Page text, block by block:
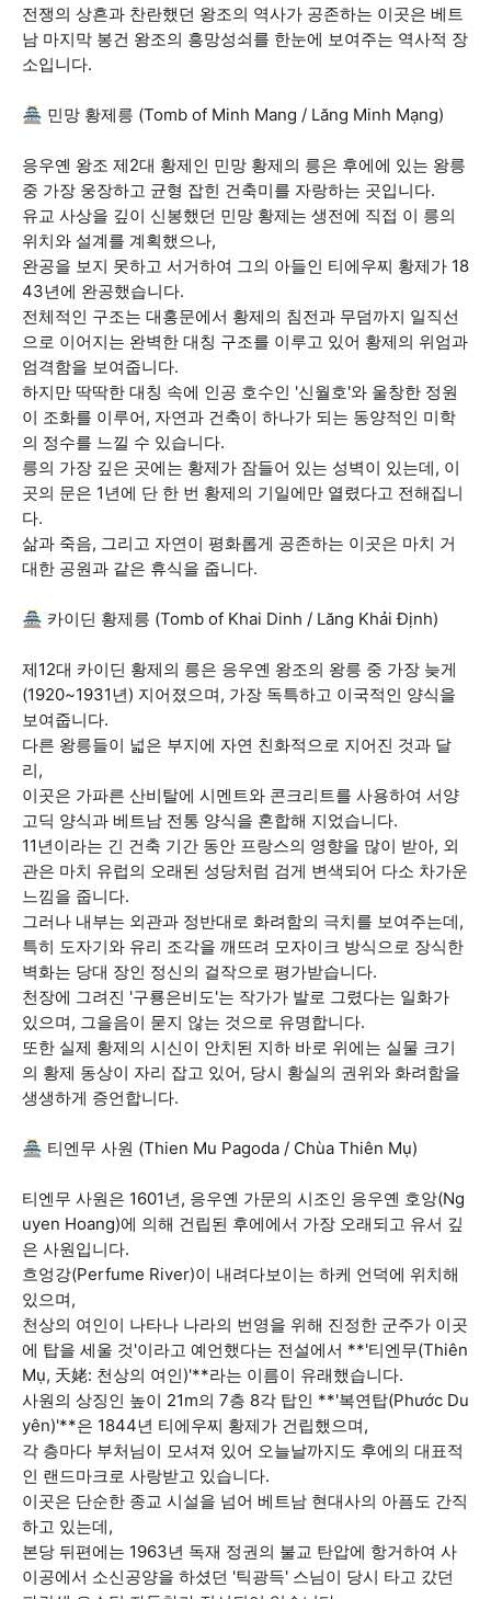
전쟁의 상흔과 찬란했던 왕조의 역사가 공존하는 이곳은 베트
남 마지막 봉건 왕조의 흥망성쇠를 한눈에 보여주는 역사적 장
소입니다.
🏯 민망 황제릉 (Tomb of Minh Mang / Lăng Minh Mạng)
응우옌 왕조 제2대 황제인 민망 황제의 릉은 후에에 있는 왕릉
중 가장 웅장하고 균형 잡힌 건축미를 자랑하는 곳입니다.
유교 사상을 깊이 신봉했던 민망 황제는 생전에 직접 이 릉의
위치와 설계를 계획했으나,
완공을 보지 못하고 서거하여 그의 아들인 티에우찌 황제가 18
43년에 완공했습니다.
전체적인 구조는 대홍문에서 황제의 침전과 무덤까지 일직선
으로 이어지는 완벽한 대칭 구조를 이루고 있어 황제의 위엄과
엄격함을 보여줍니다.
하지만 딱딱한 대칭 속에 인공 호수인 '신월호'와 울창한 정원
이 조화를 이루어, 자연과 건축이 하나가 되는 동양적인 미학
의 정수를 느낄 수 있습니다.
릉의 가장 깊은 곳에는 황제가 잠들어 있는 성벽이 있는데, 이
곳의 문은 1년에 단 한 번 황제의 기일에만 열렸다고 전해집니
다.
삶과 죽음, 그리고 자연이 평화롭게 공존하는 이곳은 마치 거
대한 공원과 같은 휴식을 줍니다.
🏯 카이딘 황제릉 (Tomb of Khai Dinh / Lăng Khải Định)
제12대 카이딘 황제의 릉은 응우옌 왕조의 왕릉 중 가장 늦게
(1920~1931년) 지어졌으며, 가장 독특하고 이국적인 양식을
보여줍니다.
다른 왕릉들이 넓은 부지에 자연 친화적으로 지어진 것과 달
리,
이곳은 가파른 산비탈에 시멘트와 콘크리트를 사용하여 서양
고딕 양식과 베트남 전통 양식을 혼합해 지었습니다.
11년이라는 긴 건축 기간 동안 프랑스의 영향을 많이 받아, 외
관은 마치 유럽의 오래된 성당처럼 검게 변색되어 다소 차가운
느낌을 줍니다.
그러나 내부는 외관과 정반대로 화려함의 극치를 보여주는데,
특히 도자기와 유리 조각을 깨뜨려 모자이크 방식으로 장식한
벽화는 당대 장인 정신의 걸작으로 평가받습니다.
천장에 그려진 '구룡은비도'는 작가가 발로 그렸다는 일화가
있으며, 그을음이 묻지 않는 것으로 유명합니다.
또한 실제 황제의 시신이 안치된 지하 바로 위에는 실물 크기
의 황제 동상이 자리 잡고 있어, 당시 황실의 권위와 화려함을
생생하게 증언합니다.
🏯 티엔무 사원 (Thien Mu Pagoda / Chùa Thiên Mụ)
티엔무 사원은 1601년, 응우옌 가문의 시조인 응우옌 호앙(Ng
uyen Hoang)에 의해 건립된 후에에서 가장 오래되고 유서 깊
은 사원입니다.
흐엉강(Perfume River)이 내려다보이는 하케 언덕에 위치해
있으며,
천상의 여인이 나타나 나라의 번영을 위해 진정한 군주가 이곳
에 탑을 세울 것'이라고 예언했다는 전설에서 **'티엔무(Thiên
Mụ, 天姥: 천상의 여인)'**라는 이름이 유래했습니다.
사원의 상징인 높이 21m의 7층 8각 탑인 **'복연탑(Phước Du
yên)'**은 1844년 티에우찌 황제가 건립했으며,
각 층마다 부처님이 모셔져 있어 오늘날까지도 후에의 대표적
인 랜드마크로 사랑받고 있습니다.
이곳은 단순한 종교 시설을 넘어 베트남 현대사의 아픔도 간직
하고 있는데,
본당 뒤편에는 1963년 독재 정권의 불교 탄압에 항거하여 사
이공에서 소신공양을 하셨던 '틱광득' 스님이 당시 타고 갔던